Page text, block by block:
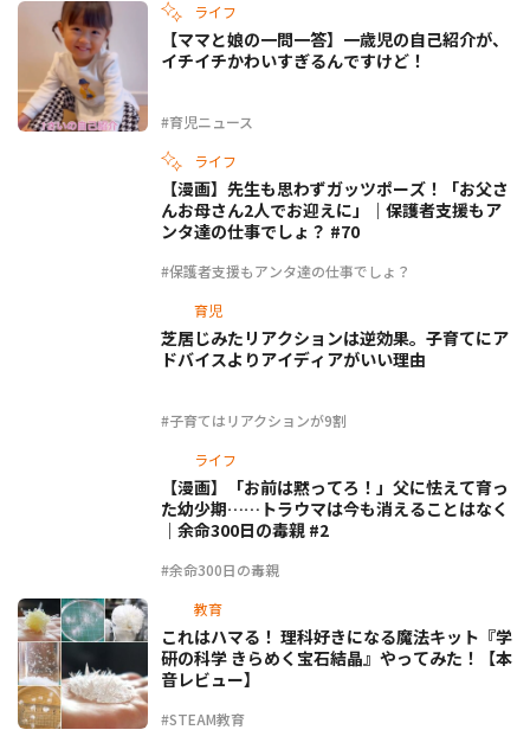
ライフ
#育児ニュース
【ママと娘の一問一答】一歳児の自己紹介が、
イチイチかわいすぎるんですけど！
ライフ
#保護者支援もアンタ達の仕事でしょ？
【漫画】先生も思わずガッツポーズ！「お父さ
んお母さん2人でお迎えに」｜保護者支援もア
ンタ達の仕事でしょ？ #70
育児
#子育てはリアクションが9割
芝居じみたリアクションは逆効果。子育てにア
ドバイスよりアイディアがいい理由
ライフ
#余命300日の毒親
【漫画】「お前は黙ってろ！」父に怯えて育っ
た幼少期……トラウマは今も消えることはなく
｜余命300日の毒親 #2
教育
#STEAM教育
これはハマる！ 理科好きになる魔法キット『学
研の科学 きらめく宝石結晶』やってみた！【本
音レビュー】